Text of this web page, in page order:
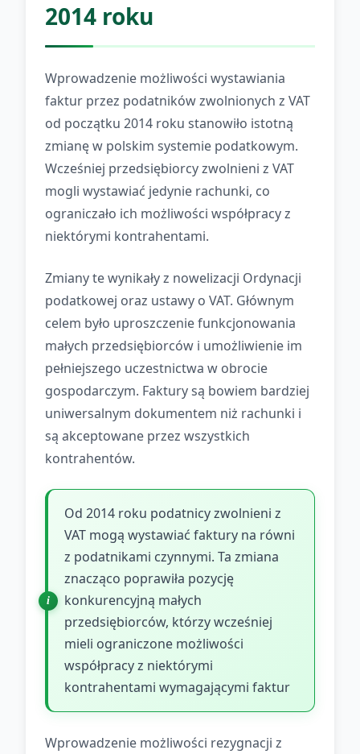
2014 roku
Wprowadzenie możliwości wystawiania
faktur przez podatników zwolnionych z VAT
od początku 2014 roku stanowiło istotną
zmianę w polskim systemie podatkowym.
Wcześniej przedsiębiorcy zwolnieni z VAT
mogli wystawiać jedynie rachunki, co
ograniczało ich możliwości współpracy z
niektórymi kontrahentami.
Zmiany te wynikały z nowelizacji Ordynacji
podatkowej oraz ustawy o VAT. Głównym
celem było uproszczenie funkcjonowania
małych przedsiębiorców i umożliwienie im
pełniejszego uczestnictwa w obrocie
gospodarczym. Faktury są bowiem bardziej
uniwersalnym dokumentem niż rachunki i
są akceptowane przez wszystkich
kontrahentów.
Od 2014 roku podatnicy zwolnieni z
VAT mogą wystawiać faktury na równi
z podatnikami czynnymi. Ta zmiana
znacząco poprawiła pozycję
konkurencyjną małych
przedsiębiorców, którzy wcześniej
mieli ograniczone możliwości
współpracy z niektórymi
kontrahentami wymagającymi faktur
Wprowadzenie możliwości rezygnacji z